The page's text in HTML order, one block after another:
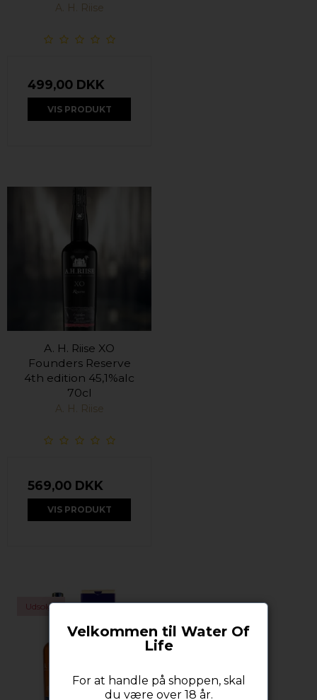
A. H. Riise
499,00 DKK
VIS PRODUKT
A. H. Riise XO
Founders Reserve
4th edition 45,1%alc
70cl
A. H. Riise
569,00 DKK
VIS PRODUKT
Udsolgt
Velkommen til Water Of
Life
For at handle på shoppen, skal
du være over 18 år.